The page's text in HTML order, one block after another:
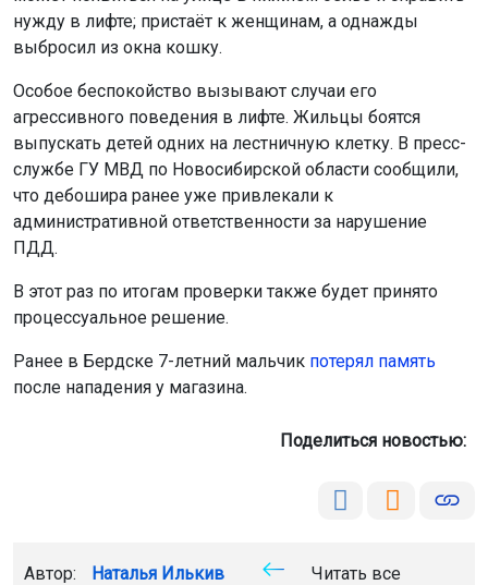
нужду в лифте; пристаёт к женщинам, а однажды
выбросил из окна кошку.
Особое беспокойство вызывают случаи его
агрессивного поведения в лифте. Жильцы боятся
выпускать детей одних на лестничную клетку. В пресс-
службе ГУ МВД по Новосибирской области сообщили,
что дебошира ранее уже привлекали к
административной ответственности за нарушение
ПДД.
В этот раз по итогам проверки также будет принято
процессуальное решение.
Ранее в Бердске 7-летний мальчик потерял память
после нападения у магазина.
Поделиться новостью:
Автор: Наталья Илькив
Читать все